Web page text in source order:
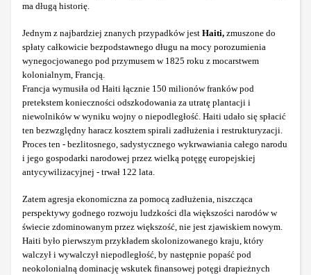
ma długą historię.
Jednym z najbardziej znanych przypadków jest Haiti, zmuszone do
spłaty całkowicie bezpodstawnego długu na mocy porozumienia
wynegocjowanego pod przymusem w 1825 roku z mocarstwem
kolonialnym, Francją.
Francja wymusiła od Haiti łącznie 150 milionów franków pod
pretekstem konieczności odszkodowania za utratę plantacji i
niewolników w wyniku wojny o niepodległość. Haiti udało się spłacić
ten bezwzględny haracz kosztem spirali zadłużenia i restrukturyzacji.
Proces ten - bezlitosnego, sadystycznego wykrwawiania całego narodu
i jego gospodarki narodowej przez wielką potęgę europejskiej
antycywilizacyjnej - trwał 122 lata.
Zatem agresja ekonomiczna za pomocą zadłużenia, niszcząca
perspektywy godnego rozwoju ludzkości dla większości narodów w
świecie zdominowanym przez większość, nie jest zjawiskiem nowym.
Haiti było pierwszym przykładem skolonizowanego kraju, który
walczył i wywalczył niepodległość, by następnie popaść pod
neokolonialną dominację wskutek finansowej potęgi drapieżnych